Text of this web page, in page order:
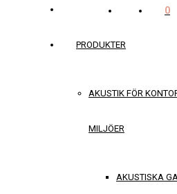
PRODUKTER
AKUSTIK FÖR
MILJÖER
AKUSTISKA
0